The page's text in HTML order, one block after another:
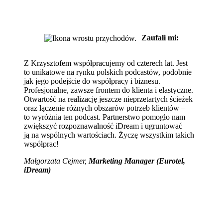
Zaufali mi:
Z Krzysztofem współpracujemy od czterech lat. Jest
to unikatowe na rynku polskich podcastów, podobnie
jak jego podejście do współpracy i biznesu.
Profesjonalne, zawsze frontem do klienta i elastyczne.
Otwartość na realizację jeszcze nieprzetartych ścieżek
oraz łączenie różnych obszarów potrzeb klientów –
to wyróżnia ten podcast. Partnerstwo pomogło nam
zwiększyć rozpoznawalność iDream i ugruntować
ją na wspólnych wartościach. Życzę wszystkim takich
współprac!
Małgorzata Cejmer, Marketing Manager (Eurotel,
iDream)